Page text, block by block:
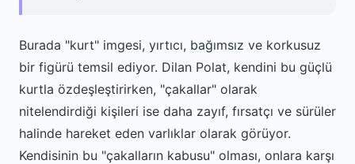
Burada "kurt" imgesi, yırtıcı, bağımsız ve korkusuz
bir figürü temsil ediyor. Dilan Polat, kendini bu güçlü
kurtla özdeşleştirirken, "çakallar" olarak
nitelendirdiği kişileri ise daha zayıf, fırsatçı ve sürüler
halinde hareket eden varlıklar olarak görüyor.
Kendisinin bu "çakalların kabusu" olması, onlara karşı